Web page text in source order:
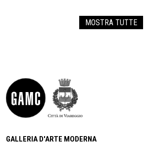
MOSTRA TUTTE
GALLERIA D'ARTE MODERNA